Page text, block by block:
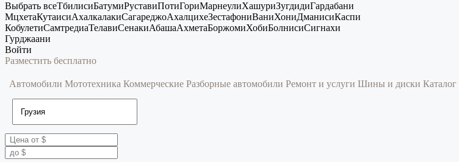
Выбрать всеТбилисиБатумиРуставиПотиГориМарнеулиХашуриЗугдидиГардабани
МцхетаКутаисиАхалкалакиСагареджоАхалцихеЗестафониВаниХониДманисиКаспи
КобулетиСамтредиаТелавиСенакиАбашаАхметаБоржомиХобиБолнисиСигнахи
Гурджаани
Войти
Разместить бесплатно
Автомобили Мототехника Коммерческие Разборные автомобили Ремонт и услуги Шины и диски Каталог